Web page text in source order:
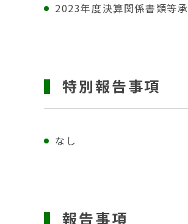
2023年度決算関係書類等
特別報告事項
なし
報告事項